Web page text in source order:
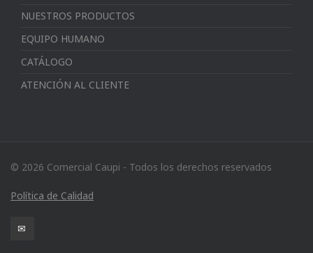
NUESTROS PRODUCTOS
EQUIPO HUMANO
CATÁLOGO
ATENCIÓN AL CLIENTE
© 2026 Comercial Caupi - Todos los derechos reservados
Política de Calidad